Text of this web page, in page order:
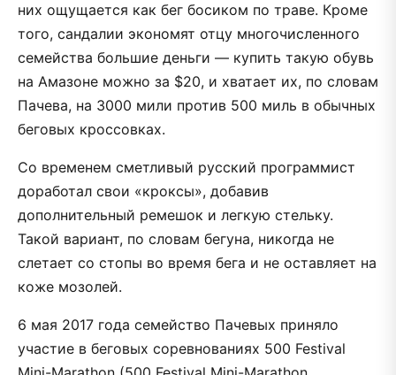
них ощущается как бег босиком по траве. Кроме
того, сандалии экономят отцу многочисленного
семейства большие деньги — купить такую обувь
на Амазоне можно за $20, и хватает их, по словам
Пачева, на 3000 мили против 500 миль в обычных
беговых кроссовках.
Со временем сметливый русский программист
доработал свои «кроксы», добавив
дополнительный ремешок и легкую стельку.
Такой вариант, по словам бегуна, никогда не
слетает со стопы во время бега и не оставляет на
коже мозолей.
6 мая 2017 года семейство Пачевых приняло
участие в беговых соревнованиях 500 Festival